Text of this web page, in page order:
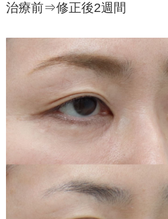
治療前⇒修正後2週間